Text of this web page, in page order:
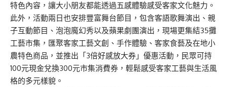
特色內容，讓大小朋友都能透過五感體驗感受客家文化魅力。
此外，活動兩日也安排豐富舞台節目，包含客語歌舞演出、親
子互動節目、泡泡魔幻秀以及蘋果劇團演出，現場更集結35攤
工藝市集，匯聚客家工藝文創、手作體驗、客家食藝及在地小
農特色商品，並推出「3倍好感放大券」優惠活動，民眾可持
100元現金兌換300元市集消費券，輕鬆感受客家工藝與生活風
格的多元樣貌。